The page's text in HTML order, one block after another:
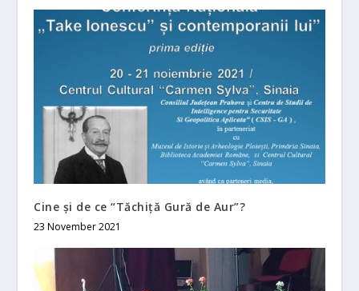
Cine și de ce “Tăchiță Gură de Aur”?
23 November 2021